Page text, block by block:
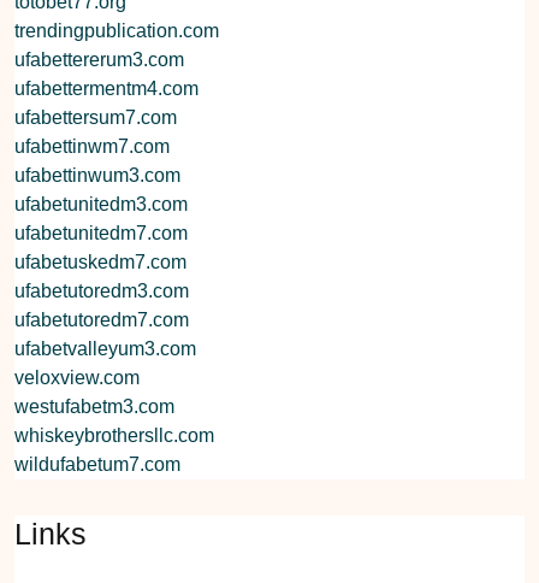
trendingpublication.com
ufabettererum3.com
ufabettermentm4.com
ufabettersum7.com
ufabettinwm7.com
ufabettinwum3.com
ufabetunitedm3.com
ufabetunitedm7.com
ufabetuskedm7.com
ufabetutoredm3.com
ufabetutoredm7.com
ufabetvalleyum3.com
veloxview.com
westufabetm3.com
whiskeybrothersllc.com
wildufabetum7.com
Links